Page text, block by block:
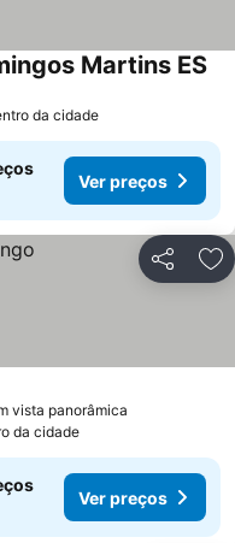
Martins ES
da cidade
Ver preços
Partilhar
vista panorâmica
da cidade
Ver preços